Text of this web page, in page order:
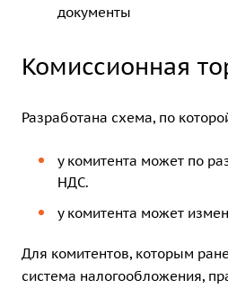
документы
Комиссионная
Разработана схема, по
у комитента может по
НДС.
у комитента может
Для комитентов, которым
система налогообложения,